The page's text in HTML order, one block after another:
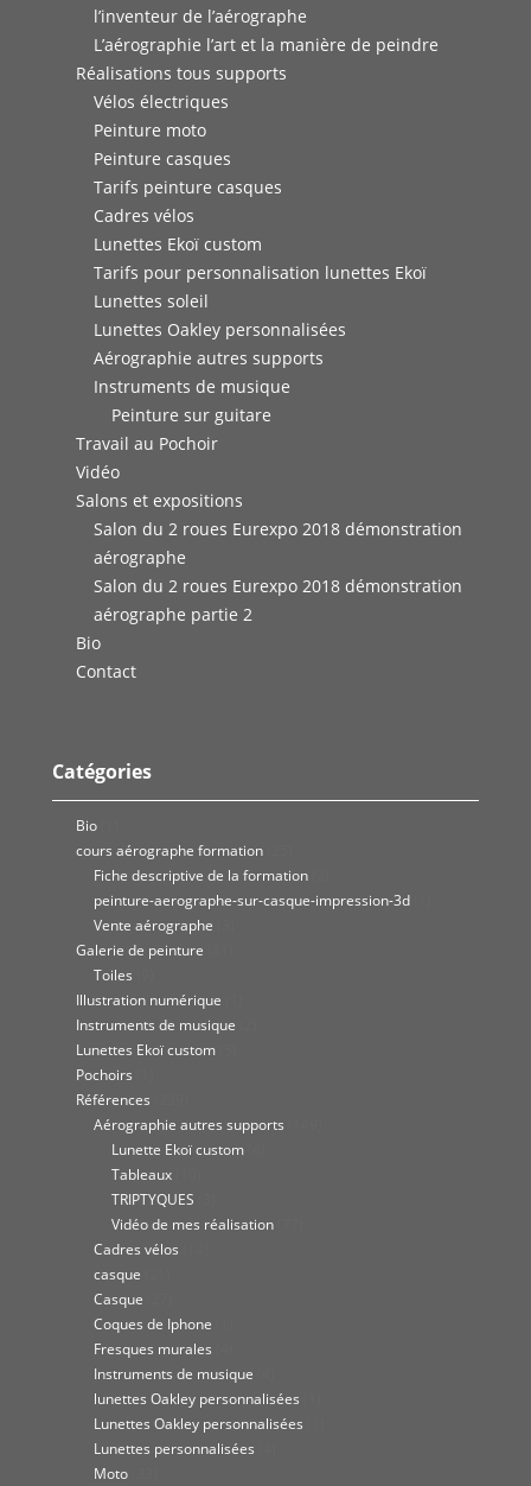
l’inventeur de l’aérographe
L’aérographie l’art et la manière de peindre
Réalisations tous supports
Vélos électriques
Peinture moto
Peinture casques
Tarifs peinture casques
Cadres vélos
Lunettes Ekoï custom
Tarifs pour personnalisation lunettes Ekoï
Lunettes soleil
Lunettes Oakley personnalisées
Aérographie autres supports
Instruments de musique
Peinture sur guitare
Travail au Pochoir
Vidéo
Salons et expositions
Salon du 2 roues Eurexpo 2018 démonstration
aérographe
Salon du 2 roues Eurexpo 2018 démonstration
aérographe partie 2
Bio
Contact
Catégories
Bio
cours aérographe formation
Fiche descriptive de la formation
peinture-aerographe-sur-casque-impression-3d
Vente aérographe
Galerie de peinture
Toiles
Illustration numérique
Instruments de musique
Lunettes Ekoï custom
Pochoirs
Références
Aérographie autres supports
Lunette Ekoï custom
Tableaux
TRIPTYQUES
Vidéo de mes réalisation
Cadres vélos
casque
Casque
Coques de Iphone
Fresques murales
Instruments de musique
lunettes Oakley personnalisées
Lunettes Oakley personnalisées
Lunettes personnalisées
Moto